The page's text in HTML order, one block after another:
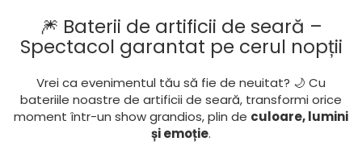
🎆 Baterii de artificii de seară –
Spectacol garantat pe cerul nopții
Vrei ca evenimentul tău să fie de neuitat? 🌙 Cu
bateriile noastre de artificii de seară, transformi orice
moment într-un show grandios, plin de culoare, lumini
și emoție.